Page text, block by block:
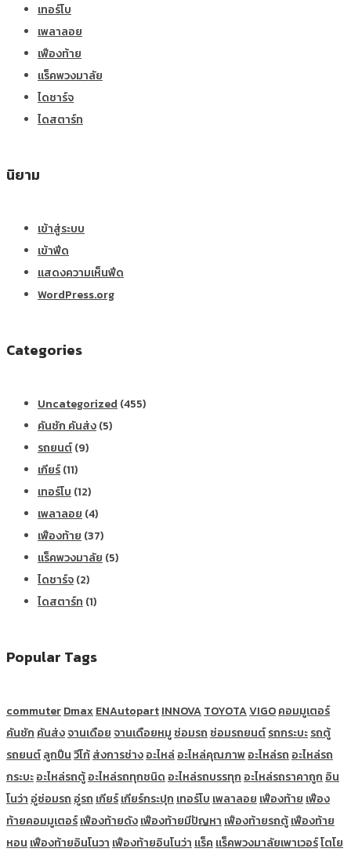
เทอร์โบ
เพลาลอย
เฟืองท้าย
แร็คพวงมาลัย
ไดชาร์จ
ไดสตาร์ท
นิยาม
เข้าสู่ระบบ
เข้าฟีด
แสดงความเห็นฟีด
WordPress.org
Categories
Uncategorized (455)
คันชัก คันส่ง(5)
รถยนต์(9)
เกียร์(11)
เทอร์โบ (12)
เพลาลอย (4)
เฟืองท้าย (37)
แร็คพวงมาลัย (5)
ไดชาร์จ(2)
ไดสตาร์ท (1)
Popular Tags
commuterDmaxENAutopartINNOVATOYOTAVIGOคอมมูเตอร์
คันชัก คันส่งจานเดือยจานเดือยหมู ซ่อมรถ ซ่อมรถยนต์รถกระบะรถตู้
รถยนต์ลูกปืนวีโก้ส่งการช่างอะไหล่ อะไหล่คุณภาพอะไหล่รถ อะไหล่รถ
กระบะอะไหล่รถตู้อะไหล่รถทุกชนิด อะไหล่รถบรรทุก อะไหล่รถราคาถูก อิน
โนว่า อู่ซ่อมรถ อู่รถ เกียร์เกียร์กระปุก เทอร์โบ เพลาลอย เฟืองท้าย เฟือง
ท้ายคอมมูเตอร์เฟืองท้ายดังเฟืองท้ายมีปัญหา เฟืองท้ายรถตู้เฟืองท้าย
หอน เฟืองท้ายอินโนวา เฟืองท้ายอินโนว่า แร็ค แร็คพวงมาลัยเพาเวอร์โตโย